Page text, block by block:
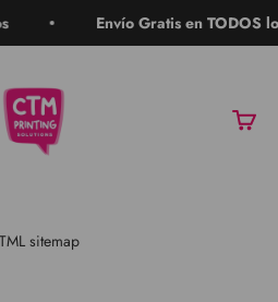
Envío Gratis en TODOS los
Carrito
sitemap